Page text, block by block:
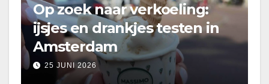
Op zoek naar verkoeling:
ijsjes en drankjes testen in
Amsterdam
25 JUNI 2026